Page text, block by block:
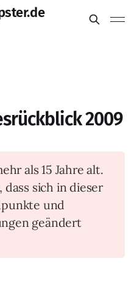
2009
als 15 Jahre alt.
sich in dieser
und
geändert